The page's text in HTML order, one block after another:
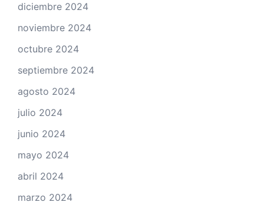
diciembre 2024
noviembre 2024
octubre 2024
septiembre 2024
agosto 2024
julio 2024
junio 2024
mayo 2024
abril 2024
marzo 2024